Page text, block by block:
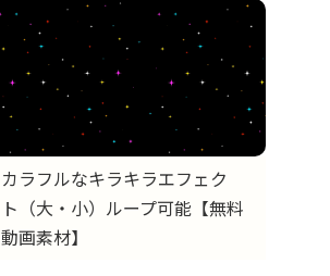
カラフルなキラキラエフェク
ト（大・小）ループ可能【無料
動画素材】